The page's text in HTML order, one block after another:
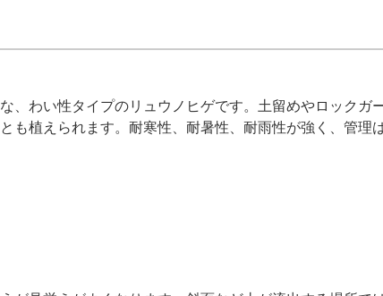
、わい性タイプのリュウノヒゲです。土留めやロックガ
も植えられます。耐寒性、耐暑性、耐雨性が強く、管理